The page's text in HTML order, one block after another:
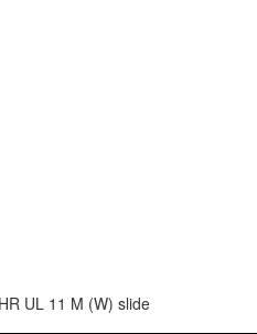
UL 11 M (W) slide